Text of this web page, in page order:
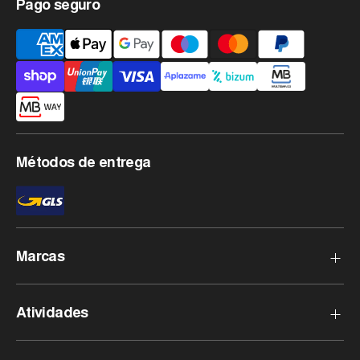
Pago seguro
Métodos
de
pagamento
aceites
Métodos de entrega
Marcas
Rossignol
Atividades